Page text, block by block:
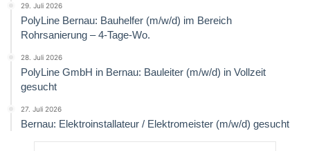
29. Juli 2026
PolyLine Bernau: Bauhelfer (m/w/d) im Bereich
Rohrsanierung – 4-Tage-Wo.
28. Juli 2026
PolyLine GmbH in Bernau: Bauleiter (m/w/d) in Vollzeit
gesucht
27. Juli 2026
Bernau: Elektroinstallateur / Elektromeister (m/w/d) gesucht